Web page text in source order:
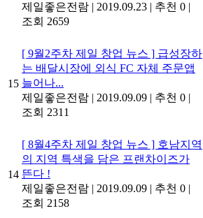
제일좋은전람 | 2019.09.23 | 추천 0 |
조회 2659
15
[ 9월2주차 제일 창업 뉴스 ] 급성장하
는 배달시장에 외식 FC 자체 주문앱
늘어나...
제일좋은전람 | 2019.09.09 | 추천 0 |
조회 2311
14
[ 8월4주차 제일 창업 뉴스 ] 호남지역
의 지역 특색을 담은 프랜차이즈가
뜬다 !
제일좋은전람 | 2019.09.09 | 추천 0 |
조회 2158